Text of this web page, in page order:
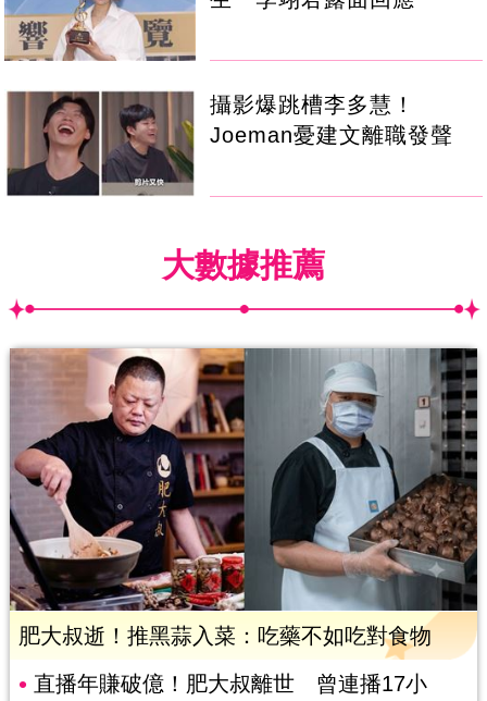
攝影爆跳槽李多慧！
Joeman憂建文離職發聲
大數據推薦
肥大叔逝！推黑蒜入菜：吃藥不如吃對食物
直播年賺破億！肥大叔離世 曾連播17小